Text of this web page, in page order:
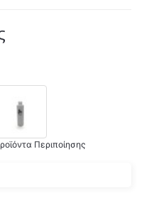
Περιποίησης